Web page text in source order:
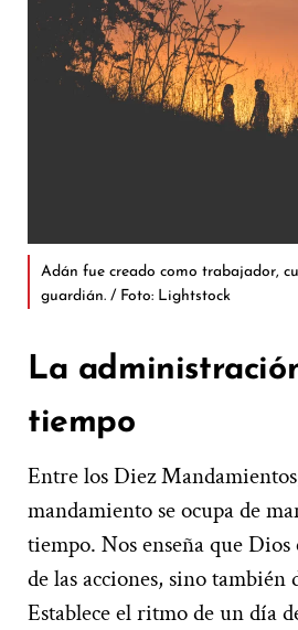
Adán fue creado como trabajador,
guardián. / Foto: Lightstock
La
tiempo
Entre los Diez
mandamiento se ocupa de
tiempo. Nos enseña que Dios
de las acciones, sino también
Establece el ritmo de un día